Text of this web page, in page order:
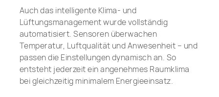
Auch das intelligente Klima- und
Lüftungsmanagement wurde vollständig
automatisiert. Sensoren überwachen
Temperatur, Luftqualität und Anwesenheit – und
passen die Einstellungen dynamisch an. So
entsteht jederzeit ein angenehmes Raumklima
bei gleichzeitig minimalem Energieeinsatz.